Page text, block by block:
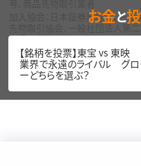
加入協会：日本証券業協会、一
先物取引協会、一般社団法人第
産運用業協会
Copyright©
1999-2026 Rakuten Securities,
お金と
【銘柄を投票】東宝 vs 東
業界で永遠のライバル グロ
ーどちらを選ぶ？